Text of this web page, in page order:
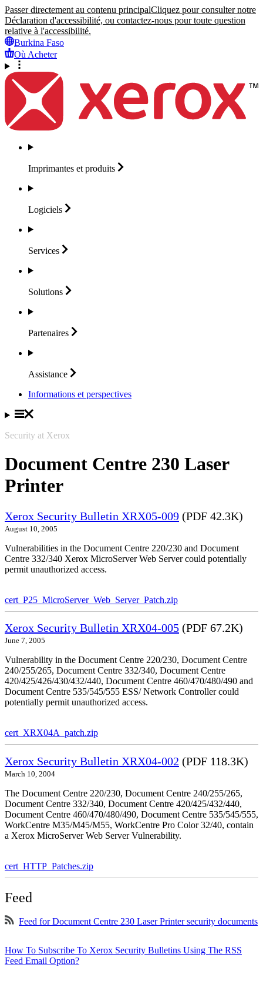
Passer directement au contenu principalCliquez pour consulter notre
Déclaration d'accessibilité, ou contactez-nous pour toute question
relative à l'accessibilité.
Burkina Faso
Où Acheter
Imprimantes et produits
Logiciels
Services
Solutions
Partenaires
Assistance
Informations et perspectives
Security at Xerox
Document Centre 230 Laser
Printer
Xerox Security Bulletin XRX05-009 (PDF 42.3K)
August 10, 2005
Vulnerabilities in the Document Centre 220/230 and Document
Centre 332/340 Xerox MicroServer Web Server could potentially
permit unauthorized access.
cert_P25_MicroServer_Web_Server_Patch.zip
Xerox Security Bulletin XRX04-005 (PDF 67.2K)
June 7, 2005
Vulnerability in the Document Centre 220/230, Document Centre
240/255/265, Document Centre 332/340, Document Centre
420/425/426/430/432/440, Document Centre 460/470/480/490 and
Document Centre 535/545/555 ESS/ Network Controller could
potentially permit unauthorized access.
cert_XRX04A_patch.zip
Xerox Security Bulletin XRX04-002 (PDF 118.3K)
March 10, 2004
The Document Centre 220/230, Document Centre 240/255/265,
Document Centre 332/340, Document Centre 420/425/432/440,
Document Centre 460/470/480/490, Document Centre 535/545/555,
WorkCentre M35/M45/M55, WorkCentre Pro Color 32/40, contain
a Xerox MicroServer Web Server Vulnerability.
cert_HTTP_Patches.zip
Feed
Feed for Document Centre 230 Laser Printer security documents
How To Subscribe To Xerox Security Bulletins Using The RSS
Feed Email Option?